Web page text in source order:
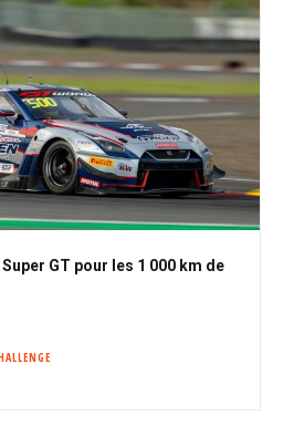
GT pour les 1 000 km de